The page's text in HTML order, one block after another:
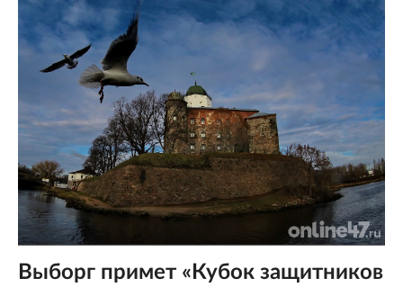
Выборг примет «Кубок защитников